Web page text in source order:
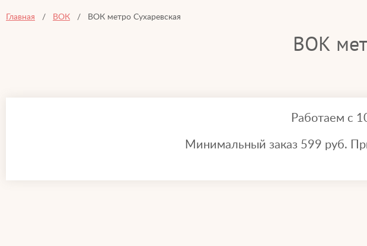
Главная ВОК ВОК метро Сухаревская
ВОК
Работаем с
Минимальный заказ 599 руб.